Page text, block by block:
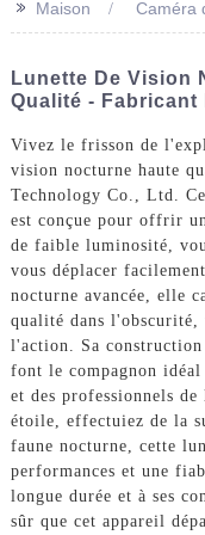
>> Maison Caméra
Lunette De Vision
Qualité -
Vivez le frisson de
vision nocturne haute
Technology Co., Ltd.
est conçue pour offrir
de faible luminosité,
vous déplacer
nocturne avancée, elle
qualité dans l'obscurité,
l'action. Sa construction
font le compagnon idéal
et des professionnels
étoile, effectuiez de la
faune nocturne, cette
performances et une
longue durée et à ses
sûr que cet appareil